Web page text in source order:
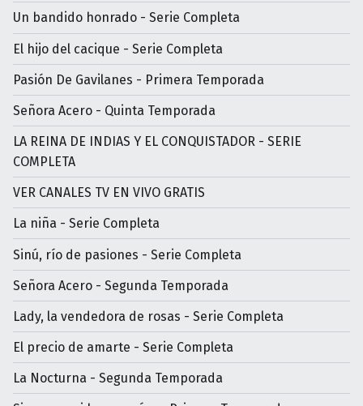
Un bandido honrado - Serie Completa
El hijo del cacique - Serie Completa
Pasión De Gavilanes - Primera Temporada
Señora Acero - Quinta Temporada
LA REINA DE INDIAS Y EL CONQUISTADOR - SERIE
COMPLETA
VER CANALES TV EN VIVO GRATIS
La niña - Serie Completa
Sinú, río de pasiones - Serie Completa
Señora Acero - Segunda Temporada
Lady, la vendedora de rosas - Serie Completa
El precio de amarte - Serie Completa
La Nocturna - Segunda Temporada